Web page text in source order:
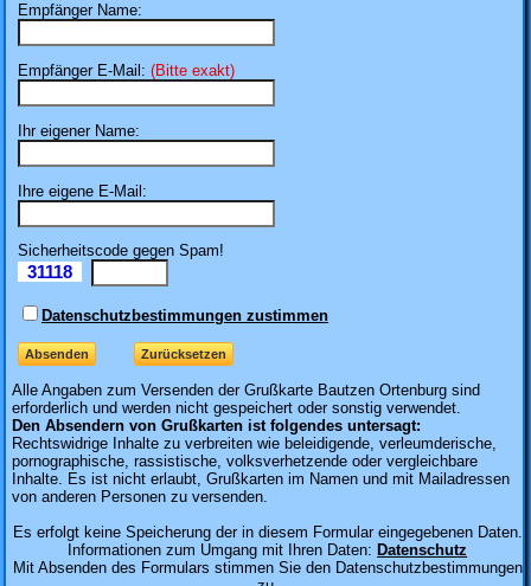
Empfänger Name:
Empfänger E-Mail: (Bitte exakt)
Ihr eigener Name:
Ihre eigene E-Mail:
Sicherheitscode gegen Spam!
31118
Datenschutzbestimmungen zustimmen
Alle Angaben zum Versenden der Grußkarte Bautzen Ortenburg sind
erforderlich und werden nicht gespeichert oder sonstig verwendet.
Den Absendern von Grußkarten ist folgendes untersagt:
Rechtswidrige Inhalte zu verbreiten wie beleidigende, verleumderische,
pornographische, rassistische, volksverhetzende oder vergleichbare
Inhalte. Es ist nicht erlaubt, Grußkarten im Namen und mit Mailadressen
von anderen Personen zu versenden.
Es erfolgt keine Speicherung der in diesem Formular eingegebenen Daten.
Informationen zum Umgang mit Ihren Daten: Datenschutz
Mit Absenden des Formulars stimmen Sie den Datenschutzbestimmungen